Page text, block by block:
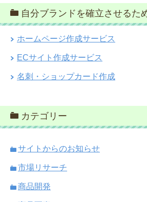
自分ブランドを確立させるた
ホームページ作成サービス
ECサイト作成サービス
名刺・ショップカード作成
カテゴリー
サイトからのお知らせ
市場リサーチ
商品開発